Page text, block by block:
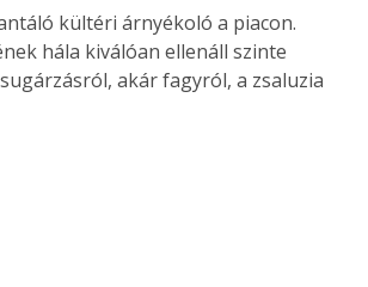
kültéri árnyékoló a piacon.
hála kiválóan ellenáll szinte
akár fagyról, a zsaluzia